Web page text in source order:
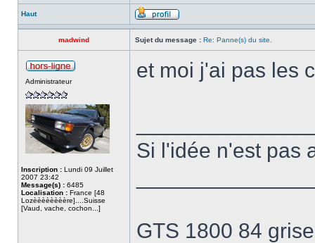
Haut
madwind Sujet du message : Re: Panne(s) du site.
Administrateur
Inscription : Lundi 09 Juillet
2007 23:42
Message(s) : 6485
Localisation : France [48
Lozèèèèèèèère]....Suisse
[Vaud, vache, cochon...]
et moi j'ai pas les
Si l'idée n'est pas
GTS 1800 84 grise